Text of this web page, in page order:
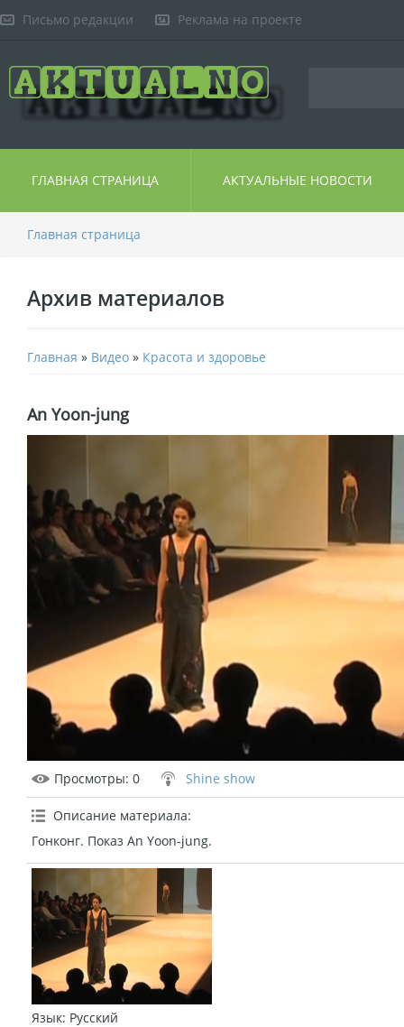
Письмо редакции Реклама на проекте
ГЛАВНАЯ СТРАНИЦА АКТУАЛЬНЫЕ НОВОСТИ
Главная страница
Архив материалов
Главная » Видео » Красота и здоровье
An Yoon-jung
Просмотры: 0 Shine show
Описание материала:
Гонконг. Показ An Yoon-jung.
Язык: Русский